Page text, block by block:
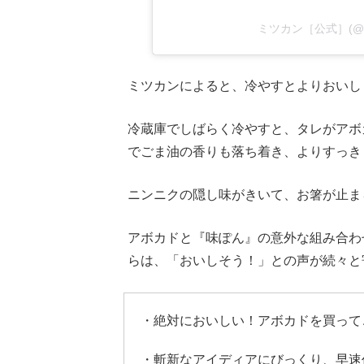
ミツカン［公式］
ミツカンによると、冷やすとよりおい
冷蔵庫でしばらく冷やすと、タレがア
でごま油の香りも落ち着き、よりすっ
ニンニクの隠し味がきいて、お箸が止
アボカドと『味ぽん』の意外な組み合
らは、「おいしそう！」との声が続々
・絶対においしい！アボカドを買っ
・斬新なアイディアにびっくり、早